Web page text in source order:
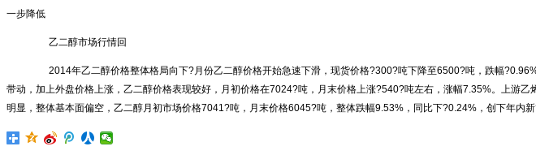
一步降低
乙二醇市场行情回
2014年乙二醇价格整体格局向下?月份乙二醇价格开始急速下滑，现货价格?300?吨下降至6500?吨，跌幅
带动，加上外盘价格上涨，乙二醇价格表现较好，月初价格在7024?吨，月末价格上涨?540?吨左右，涨幅7.35%。上游
明显，整体基本面偏空，乙二醇月初市场价格7041?吨，月末价格6045?吨，整体跌幅9.53%，同比下?0.24%，创下年内